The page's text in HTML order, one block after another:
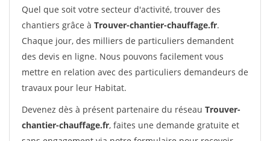
Quel que soit votre secteur d'activité, trouver des
chantiers grâce à Trouver-chantier-chauffage.fr.
Chaque jour, des milliers de particuliers demandent
des devis en ligne. Nous pouvons facilement vous
mettre en relation avec des particuliers demandeurs de
travaux pour leur Habitat.
Devenez dès à présent partenaire du réseau Trouver-
chantier-chauffage.fr, faites une demande gratuite et